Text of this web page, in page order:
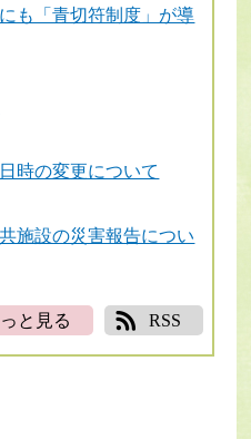
も「青切符制度」が導
時の変更について
施設の災害報告につい
と見る RSS